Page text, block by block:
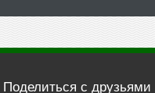
Поделиться с друзьями